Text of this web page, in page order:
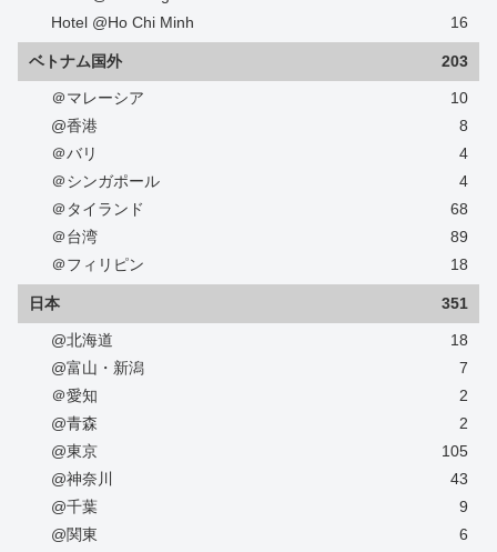
Hotel @Ho Chi Minh
16
ベトナム国外 203
＠マレーシア
10
@香港
8
＠バリ
4
＠シンガポール
4
＠タイランド
68
＠台湾
89
＠フィリピン
18
日本 351
@北海道
18
@富山・新潟
7
＠愛知
2
@青森
2
@東京
105
@神奈川
43
@千葉
9
@関東
6